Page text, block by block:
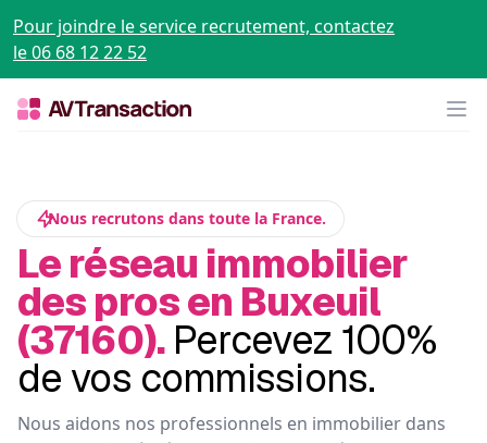
Pour joindre le service recrutement, contactez
le 06 68 12 22 52
Nous recrutons dans toute la France.
Le réseau immobilier
des pros en Buxeuil
(37160). Percevez 100%
de vos commissions.
Nous aidons nos professionnels en immobilier dans